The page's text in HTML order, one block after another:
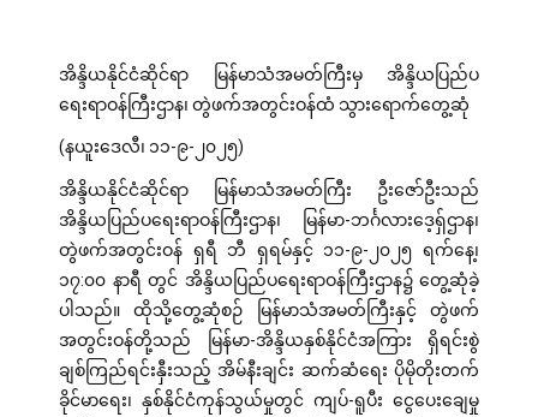
အိန္ဒိယနိုင်ငံဆိုင်ရာ မြန်မာသံအမတ်ကြီးမှ အိန္ဒိယပြည်ပ
ရေးရာဝန်ကြီးဌာန၊ တွဲဖက်အတွင်းဝန်ထံ သွားရောက်တွေ့ဆုံ
(နယူးဒေလီ၊ ၁၁-၉-၂၀၂၅)
အိန္ဒိယနိုင်ငံဆိုင်ရာ မြန်မာသံအမတ်ကြီး ဦးဇော်ဦးသည်
အိန္ဒိယပြည်ပရေးရာဝန်ကြီးဌာန၊ မြန်မာ-ဘင်္ဂလားဒေ့ရှ်ဌာန၊
တွဲဖက်အတွင်းဝန် ရှရီ ဘီ ရှရမ်နှင့် ၁၁-၉-၂၀၂၅ ရက်နေ့၊
၁၇:၀၀ နာရီ တွင် အိန္ဒိယပြည်ပရေးရာဝန်ကြီးဌာန၌ တွေ့ဆုံခဲ့
ပါသည်။ ထိုသို့တွေ့ဆုံစဉ် မြန်မာသံအမတ်ကြီးနှင့် တွဲဖက်
အတွင်းဝန်တို့သည် မြန်မာ-အိန္ဒိယနှစ်နိုင်ငံအကြား ရှိရင်းစွဲ
ချစ်ကြည်ရင်းနှီးသည့် အိမ်နီးချင်း ဆက်ဆံရေး ပိုမိုတိုးတက်
ခိုင်မာရေး၊ နှစ်နိုင်ငံကုန်သွယ်မှုတွင် ကျပ်-ရူပီး ငွေပေးချေမှု